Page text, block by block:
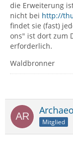
die Erweiterung
nicht bei http://
findet sie (fast)
ons" ist dort zum
erforderlich.
Waldbronner
Mitglied